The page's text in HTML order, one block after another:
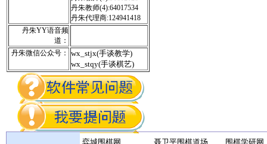
丹朱教师(4):64017534
丹朱代理商:124941418
丹朱YY语音频
道：
丹朱微信公众号：
wx_stjx(手谈教学)
wx_stqy(手谈棋艺)
弈城围棋网 聂卫平围棋道场
围棋学研网